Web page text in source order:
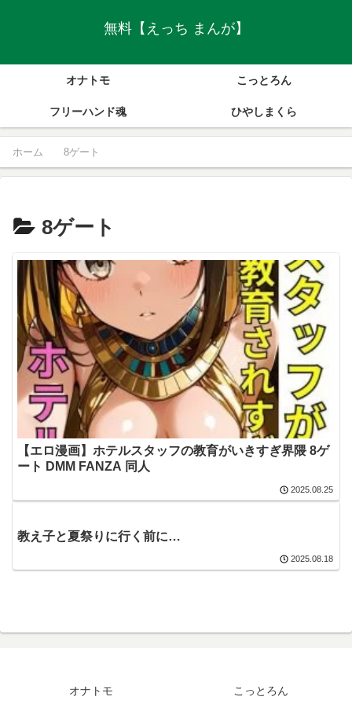
無料【えっち まんが】
オナトモ こっとろん
フリーハンド魂 ひやしまくら
ホーム 8ゲート
8ゲート
【エロ漫画】ホテルスタッフの教育がいきすぎ界隈 8ゲ
ート DMM FANZA 同人
2025.08.25
教え子と夏祭りに行く前に…
2025.08.18
オナトモ こっとろん